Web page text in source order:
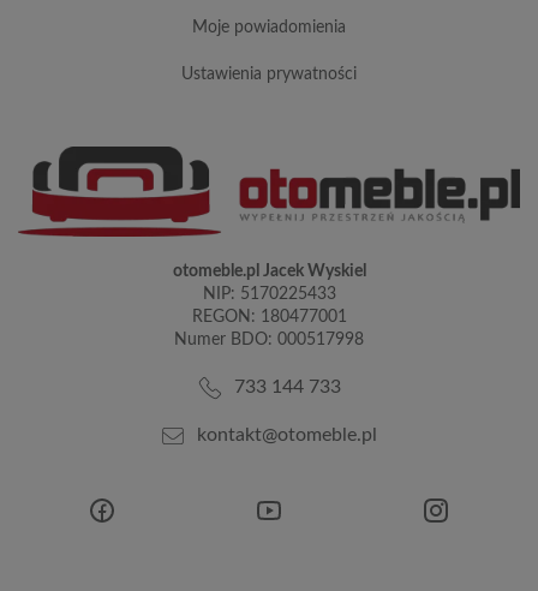
moje powiadomienia
ustawienia prywatności
otomeble.pl Jacek Wyskiel
NIP: 5170225433
REGON: 180477001
Numer BDO: 000517998
733 144 733
kontakt@otomeble.pl